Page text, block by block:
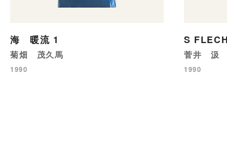
海 暖流 1
菊畑 茂久馬
1990
S
菅井 汲
1990